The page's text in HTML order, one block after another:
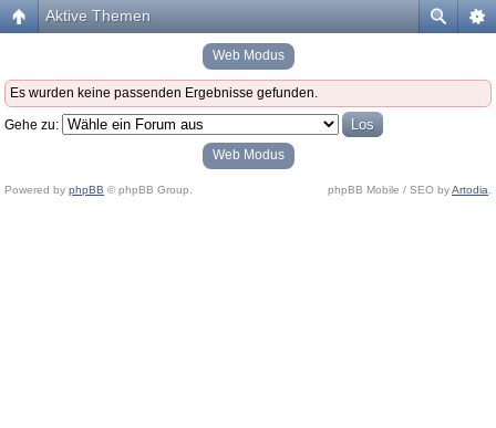
Aktive Themen
Web Modus
Es wurden keine passenden Ergebnisse gefunden.
Gehe zu:
Web Modus
Powered by phpBB © phpBB Group. phpBB Mobile / SEO byArtodia